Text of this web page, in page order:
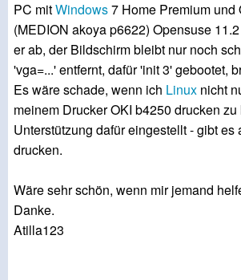
PC mitWindows7 Home Premium
(MEDION akoya p6622) Opensuse
er ab, der Bildschirm bleibt nur noch
'vga=...' entfernt, dafür 'init 3' gebootet,
Es wäre schade, wenn ich Linux nicht
meinem Drucker OKI b4250 drucken zu
Unterstützung dafür eingestellt - gibt
drucken.
Wäre sehr schön, wenn mir jemand
Danke.
Atilla123